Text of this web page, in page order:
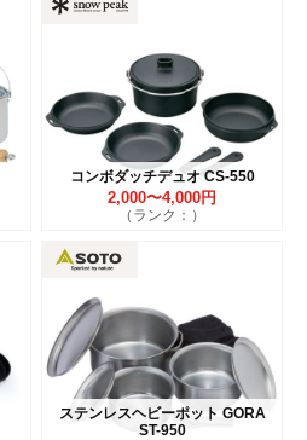
コンボダッチデュオ CS-550
2,000〜4,000円
（ランク：）
ステンレスヘビーポット GORA
ST-950